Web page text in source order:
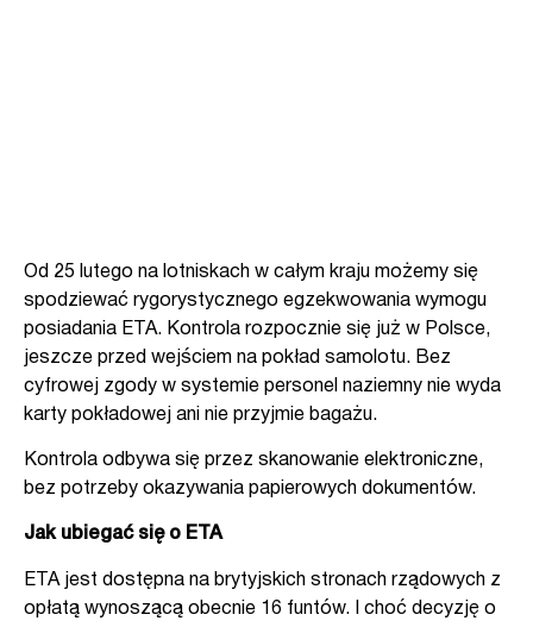
Od 25 lutego na lotniskach w całym kraju możemy się
spodziewać rygorystycznego egzekwowania wymogu
posiadania ETA. Kontrola rozpocznie się już w Polsce,
jeszcze przed wejściem na pokład samolotu. Bez
cyfrowej zgody w systemie personel naziemny nie wyda
karty pokładowej ani nie przyjmie bagażu.
Kontrola odbywa się przez skanowanie elektroniczne,
bez potrzeby okazywania papierowych dokumentów.
Jak ubiegać się o ETA
ETA jest dostępna na brytyjskich stronach rządowych z
opłatą wynoszącą obecnie 16 funtów. I choć decyzję o